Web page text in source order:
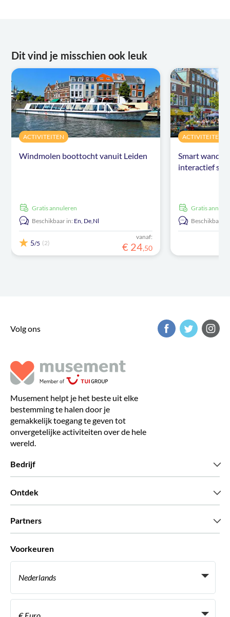
Dit vind je misschien ook leuk
ACTIVITEITEN
Windmolen boottocht vanuit Leiden
Gratis annuleren
Beschikbaar in: En, De,Nl
5/5 (2)
vanaf:
€ 24,50
ACTIVITEITEN
Smart
interactief
Gratis
Beschikbaar
Volg ons
Musement helpt je het beste uit elke
bestemming te halen door je
gemakkelijk toegang te geven tot
onvergetelijke activiteiten over de hele
wereld.
Bedrijf
Ontdek
Partners
Word een Leverancier
Become a Distribution Partner
Voorkeuren
Nederlands
Italiaans